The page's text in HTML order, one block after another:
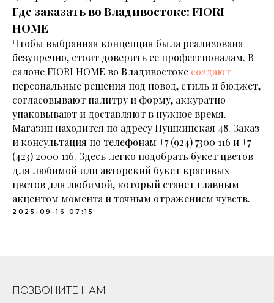
Где заказать во Владивостоке: FIORI
HOME
Чтобы выбранная концепция была реализована
безупречно, стоит доверить ее профессионалам. В
салоне FIORI HOME во Владивостоке создают
персональные решения под повод, стиль и бюджет,
согласовывают палитру и форму, аккуратно
упаковывают и доставляют в нужное время.
Магазин находится по адресу Пушкинская 48. Заказ
и консультация по телефонам+7 (924) 7300 116 и+7
(423) 2000 116. Здесь легко подобрать букет цветов
для любимой или авторский букет красивых
цветов для любимой, который станет главным
акцентом момента и точным отражением чувств.
2025-09-16 07:15
ПОЗВОНИТЕ НАМ